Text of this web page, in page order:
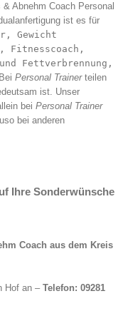
Abnehm Coach Personal
ist es für
Gewicht
Fitnesscoach,
Fettverbrennung,
Personal Trainerteilen
ist. Unser
bei Personal Trainer
bei anderen
Ihre Sonderwünsche
Coach aus dem Kreis
Hof an – Telefon: 09281